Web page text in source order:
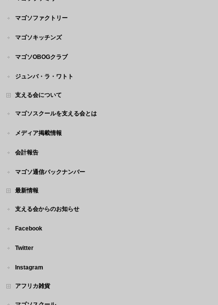
マゴソファクトリー
マゴソキッチンズ
マゴソOBOGクラブ
ジュンバ・ラ・ワトト
支える会について
マゴソスクールを支える会とは
メディア掲載情報
会計報告
マゴソ通信バックナンバー
最新情報
支える会からのお知らせ
Facebook
Twitter
Instagram
アフリカ雑貨